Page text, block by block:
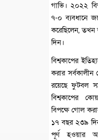
গাভি। ২০২২
৭-০ ব্যবধানে
করেছিলেন,
দিন।
বিশ্বকাপের
করার সর্বকালীন
রয়েছে ফুটবল
বিশ্বকাপের
বিপক্ষে গোল
১৭ বছর ২৩৯
পূর্ণ হওয়ার